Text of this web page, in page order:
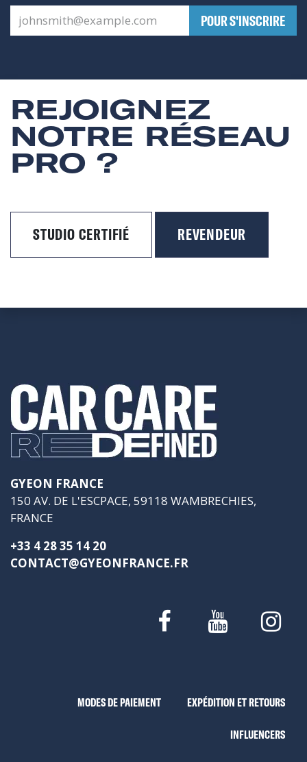
​POUR S'INSCRIRE
REJOIGNEZ
NOTRE RÉSEAU
PRO ?
STUDIO CERTIFIÉ REVENDEUR
GYEON FRANCE
150 AV. DE L'ESCPACE, 59118 WAMBRECHIES,
FRANCE
+33 4 28 35 14 20
CONTACT@GYEONFRANCE.FR
MODES DE PAIEMENT EXPÉDITION ET RETOURS
INFLUENCERS